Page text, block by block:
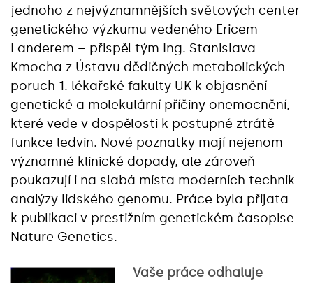
jednoho z nejvýznamnějších světových center
genetického výzkumu vedeného Ericem
Landerem – přispěl tým Ing. Stanislava
Kmocha z Ústavu dědičných metabolických
poruch 1. lékařské fakulty UK k objasnění
genetické a molekulární příčiny onemocnění,
které vede v dospělosti k postupné ztrátě
funkce ledvin. Nové poznatky mají nejenom
významné klinické dopady, ale zároveň
poukazují i na slabá místa moderních technik
analýzy lidského genomu. Práce byla přijata
k publikaci v prestižním genetickém časopise
Nature Genetics.
Vaše práce odhaluje